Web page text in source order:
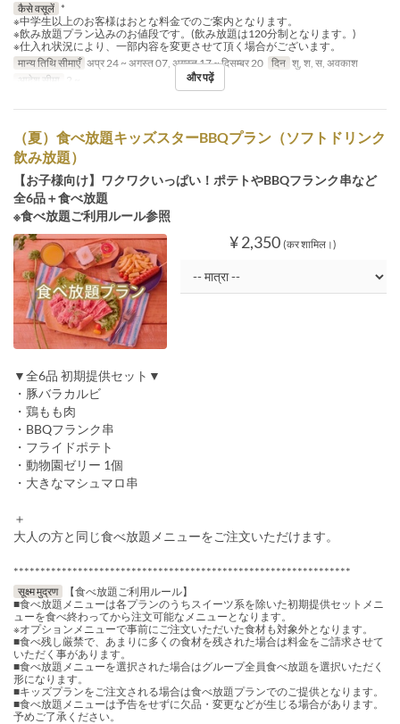
कैसे वसूलें *
※中学生以上のお客様はおとな料金でのご案内となります。
※飲み放題プラン込みのお値段です。(飲み放題は120分制となります。)
※仕入れ状況により、一部内容を変更させて頂く場合がございます。
मान्य तिथि सीमाएँ अप्र 24 ~ अगस्त 07, अगस्त 17 ~ दिसम्बर 20 दिन शु, श, स, अवकाश
आदेश सीमा 2 ~ और पढ़ें
（夏）食べ放題キッズスターBBQプラン（ソフトドリンク
飲み放題）
【お子様向け】ワクワクいっぱい！ポテトやBBQフランク串など
全6品＋食べ放題
※食べ放題ご利用ルール参照
¥ 2,350 (कर शामिल।)
▼全6品 初期提供セット▼
・豚バラカルビ
・鶏もも肉
・BBQフランク串
・フライドポテト
・動物園ゼリー 1個
・大きなマシュマロ串
＋
大人の方と同じ食べ放題メニューをご注文いただけます。
***************************************************************
सूक्ष्म मुद्रण
【食べ放題ご利用ルール】
■食べ放題メニューは各プランのうちスイーツ系を除いた初期提供セットメニ
ューを食べ終わってから注文可能なメニューとなります。
※オプションメニューで事前にご注文いただいた食材も対象外となります。
■食べ残し厳禁で、あまりに多くの食材を残された場合は料金をご請求させて
いただく事があります。
■食べ放題メニューを選択された場合はグループ全員食べ放題を選択いただく
形になります。
■キッズプランをご注文される場合は食べ放題プランでのご提供となります。
■食べ放題メニューは予告をせずに欠品・変更などが生じる場合があります。
予めご了承ください。